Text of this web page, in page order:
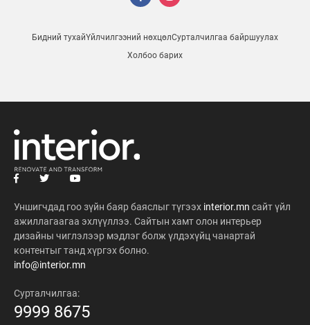
Бидний тухайҮйлчилгээний нөхцөлСурталчилгаа байршуулах
Холбоо барих
Уншигчдад гоо зүйн баяр баяслыг түгээх interior.mn сайт үйл
ажиллагаагаа эхлүүллээ. Сайтын хамт олон интерьер
дизайны чиглэлээр мэдлэг болж үлдэхүйц чанартай
контентыг танд хүргэх болно.
info@interior.mn
Сурталчилгаа:
9999 8675